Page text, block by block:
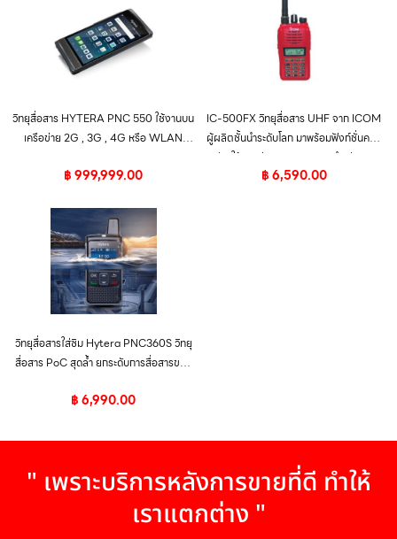
วิทยุสื่อสาร HYTERA PNC 550 ใช้งานบน
เครือข่าย 2G , 3G , 4G หรือ WLAN
฿999,999.00
IC-500FX วิทยุสื่อสาร UHF จาก ICOM
ผู้ผลิตชั้นนำระดับโลก มาพร้อมฟังก์ชั่นครบ
ครัน ใช้งานง่าย ทนทาน เหมาะสำหรับการ
สื่อสารที่ชัดเจน ปลอดภัย ตอบโจทย์ทุกการ
฿6,590.00
วิทยุสื่อสารใส่ซิม Hytera PNC360S วิทยุ
สื่อสาร PoC สุดล้ำ ยกระดับการสื่อสารของ
฿6,990.00
" เพราะบริการหลังการขายที่ดี ทำให้
เราแตกต่าง "